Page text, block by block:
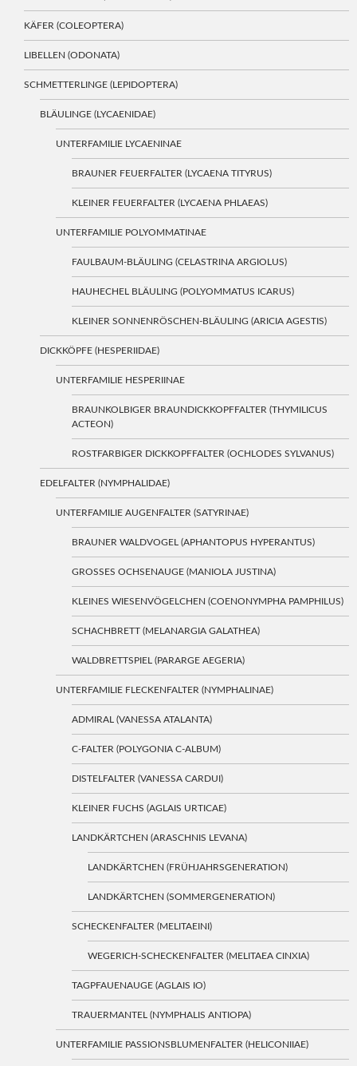
KÄFER (COLEOPTERA)
LIBELLEN (ODONATA)
SCHMETTERLINGE (LEPIDOPTERA)
BLÄULINGE (LYCAENIDAE)
UNTERFAMILIE LYCAENINAE
BRAUNER FEUERFALTER (LYCAENA TITYRUS)
KLEINER FEUERFALTER (LYCAENA PHLAEAS)
UNTERFAMILIE POLYOMMATINAE
FAULBAUM-BLÄULING (CELASTRINA ARGIOLUS)
HAUHECHEL BLÄULING (POLYOMMATUS ICARUS)
KLEINER SONNENRÖSCHEN-BLÄULING (ARICIA AGESTIS)
DICKKÖPFE (HESPERIIDAE)
UNTERFAMILIE HESPERIINAE
BRAUNKOLBIGER BRAUNDICKKOPFFALTER (THYMILICUS
ACTEON)
ROSTFARBIGER DICKKOPFFALTER (OCHLODES SYLVANUS)
EDELFALTER (NYMPHALIDAE)
UNTERFAMILIE AUGENFALTER (SATYRINAE)
BRAUNER WALDVOGEL (APHANTOPUS HYPERANTUS)
GROSSES OCHSENAUGE (MANIOLA JUSTINA)
KLEINES WIESENVÖGELCHEN (COENONYMPHA PAMPHILUS)
SCHACHBRETT (MELANARGIA GALATHEA)
WALDBRETTSPIEL (PARARGE AEGERIA)
UNTERFAMILIE FLECKENFALTER (NYMPHALINAE)
ADMIRAL (VANESSA ATALANTA)
C-FALTER (POLYGONIA C-ALBUM)
DISTELFALTER (VANESSA CARDUI)
KLEINER FUCHS (AGLAIS URTICAE)
LANDKÄRTCHEN (ARASCHNIS LEVANA)
LANDKÄRTCHEN (FRÜHJAHRSGENERATION)
LANDKÄRTCHEN (SOMMERGENERATION)
SCHECKENFALTER (MELITAEINI)
WEGERICH-SCHECKENFALTER (MELITAEA CINXIA)
TAGPFAUENAUGE (AGLAIS IO)
TRAUERMANTEL (NYMPHALIS ANTIOPA)
UNTERFAMILIE PASSIONSBLUMENFALTER (HELICONIIAE)